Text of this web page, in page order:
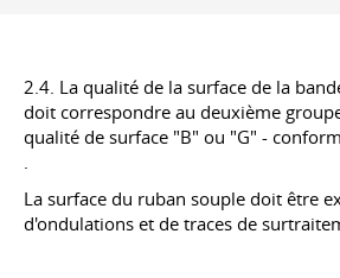
2.4. La qualité de la surface de la
doit correspondre au deuxième
qualité de surface "B" ou "G" -
.
La surface du ruban souple doit être
d'ondulations et de traces de